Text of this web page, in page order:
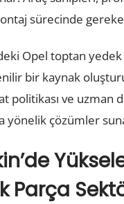
sürecinde
Opel toptan
bir kaynak
politikası ve uzman
yönelik çözümler
Parça